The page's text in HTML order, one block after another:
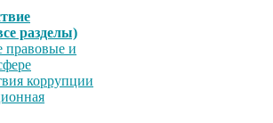
разделы)
правовые и
коррупции